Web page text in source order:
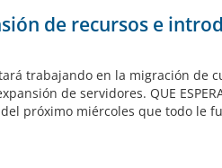
de recursos e
trabajando en la migración de
de servidores. QUE
próximo miércoles que todo le